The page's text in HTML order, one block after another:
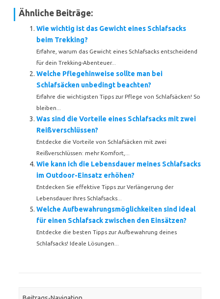
Ähnliche Beiträge:
Wie wichtig ist das Gewicht eines Schlafsacks
beim Trekking?
Erfahre, warum das Gewicht eines Schlafsacks entscheidend
für dein Trekking-Abenteuer...
Welche Pflegehinweise sollte man bei
Schlafsäcken unbedingt beachten?
Erfahre die wichtigsten Tipps zur Pflege von Schlafsäcken! So
bleiben...
Was sind die Vorteile eines Schlafsacks mit zwei
Reißverschlüssen?
Entdecke die Vorteile von Schlafsäcken mit zwei
Reißverschlüssen: mehr Komfort,...
Wie kann ich die Lebensdauer meines Schlafsacks
im Outdoor-Einsatz erhöhen?
Entdecken Sie effektive Tipps zur Verlängerung der
Lebensdauer Ihres Schlafsacks...
Welche Aufbewahrungsmöglichkeiten sind ideal
für einen Schlafsack zwischen den Einsätzen?
Entdecke die besten Tipps zur Aufbewahrung deines
Schlafsacks! Ideale Lösungen...